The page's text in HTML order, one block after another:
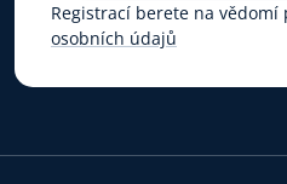
Registrací berete na vědomí
osobních údajů